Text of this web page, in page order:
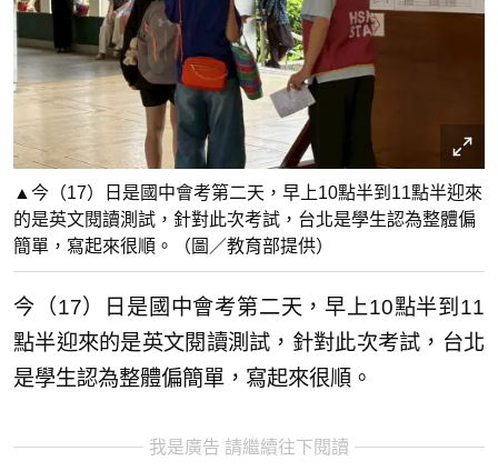
▲今（17）日是國中會考第二天，早上10點半到11點半迎來
的是英文閱讀測試，針對此次考試，台北是學生認為整體偏
簡單，寫起來很順。（圖／教育部提供）
今（17）日是國中會考第二天，早上10點半到11
點半迎來的是英文閱讀測試，針對此次考試，台北
是學生認為整體偏簡單，寫起來很順。
我是廣告 請繼續往下閱讀